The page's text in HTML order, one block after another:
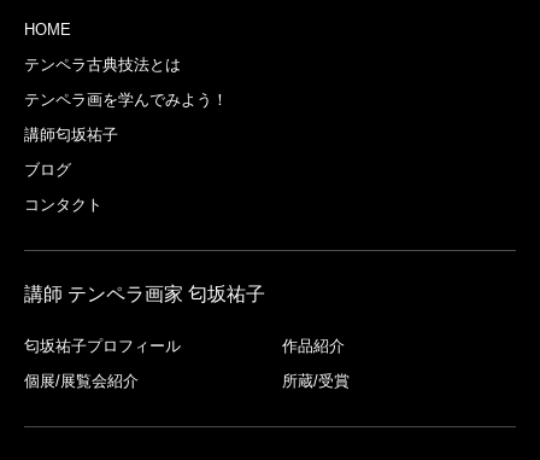
HOME
テンペラ古典技法とは
テンペラ画を学んでみよう！
講師匂坂祐子
ブログ
コンタクト
講師 テンペラ画家 匂坂祐子
匂坂祐子プロフィール
作品紹介
個展/展覧会紹介
所蔵/受賞